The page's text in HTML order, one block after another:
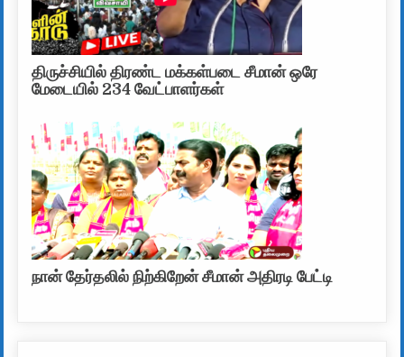
திருச்சியில் திரண்ட மக்கள்படை சீமான் ஒரே
மேடையில் 234 வேட்பாளர்கள்
நான் தேர்தலில் நிற்கிறேன் சீமான் அதிரடி பேட்டி